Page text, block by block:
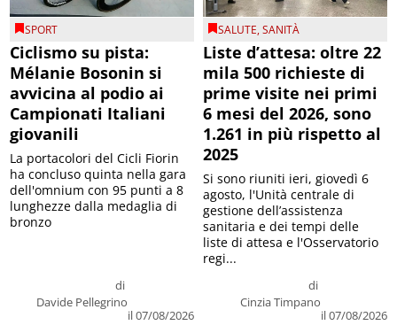
SPORT
Ciclismo su pista:
Mélanie Bosonin si
avvicina al podio ai
Campionati Italiani
giovanili
di
Davide Pellegrino
il 07/08/2026
La portacolori del Cicli Fiorin
ha concluso quinta nella gara
dell'omnium con 95 punti a 8
lunghezze dalla medaglia di
bronzo
SALUTE,SANITÀ
Liste d’attesa: oltre 22
mila 500 richieste di
prime visite nei primi
6 mesi del 2026, sono
1.261 in più rispetto al
2025
di
Cinzia Timpano
il 07/08/2026
Si sono riuniti ieri, giovedì 6
agosto, l'Unità centrale di
gestione dell’assistenza
sanitaria e dei tempi delle
liste di attesa e l'Osservatorio
regi...